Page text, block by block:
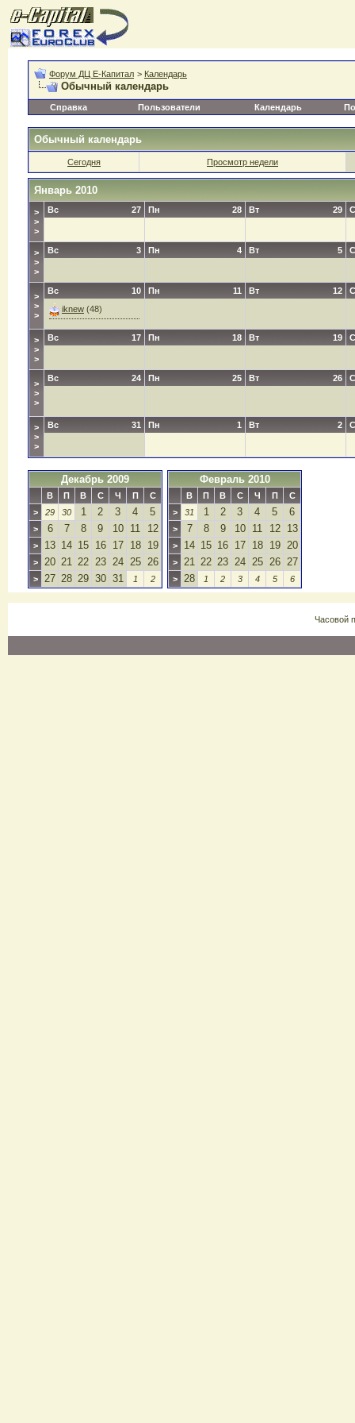
Форум ДЦ Е-Капитал > Календарь
Обычный календарь
Справка Пользователи Календарь
Обычный календарь
Сегодня Просмотр недели
Январь 2010
>
>
>
27
Вс 28
Пн 29
Вт
>
>
>
3
Вс 4
Пн 5
Вт
>
>
>
10
Вс
iknew (48)
11
Пн 12
Вт
>
>
>
17
Вс 18
Пн 19
Вт
>
>
>
24
Вс 25
Пн 26
Вт
>
>
>
31
Вс 1
Пн 2
Вт
Декабрь 2009
В П В С Ч П
С
>
29 30 1 2 3 4 5
> 6 7 8 9 10 11 12
> 13 14 15 16 17 18 19
> 20 21 22 23 24 25 26
> 27 28 29 30 31 1 2
Февраль 2010
В П В С Ч П
С
>
31 1 2 3 4 5 6
> 7 8 9 10 11 12 13
> 14 15 16 17 18 19 20
> 21 22 23 24 25 26 27
> 28 1 2 3 4 5 6
Часовой